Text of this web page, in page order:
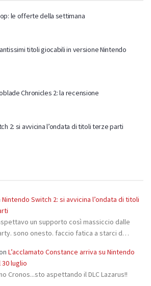
le offerte della settimana
titoli giocabili in versione Nintendo
Chronicles 2: la recensione
2: si avvicina l’ondata di titoli terze parti
Nintendo Switch 2: si avvicina l’ondata di titoli
un supporto così massiccio dalle
sono onesto. faccio fatica a starci d…
L’acclamato Constance arriva su Nintendo
luglio
Cronos...sto aspettando il DLC Lazarus!!